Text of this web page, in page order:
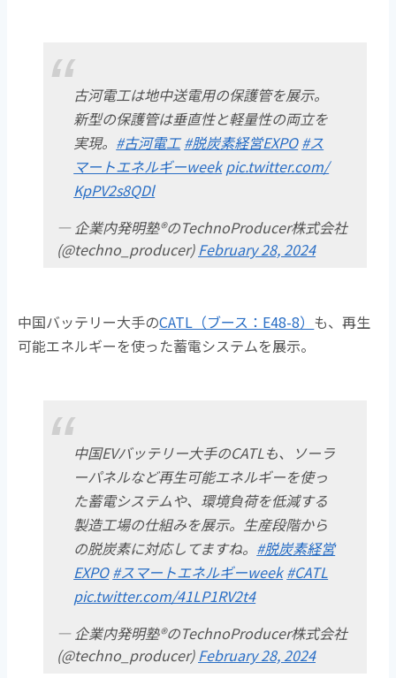
古河電工は地中送電用の保護管を展示。
新型の保護管は垂直性と軽量性の両立を
実現。 #古河電工 #脱炭素経営EXPO #ス
マートエネルギーweek pic.twitter.com/
KpPV2s8QDl
— 企業内発明塾®のTechnoProducer株式会社
(@techno_producer)February 28, 2024
中国バッテリー大手のCATL（ブース：E48-8） も、再生
可能エネルギーを使った蓄電システムを展示。
中国EVバッテリー大手のCATLも、ソーラ
ーパネルなど再生可能エネルギーを使っ
た蓄電システムや、環境負荷を低減する
製造工場の仕組みを展示。生産段階から
の脱炭素に対応してますね。 #脱炭素経営
EXPO #スマートエネルギーweek #CATL
pic.twitter.com/41LP1RV2t4
— 企業内発明塾®のTechnoProducer株式会社
(@techno_producer)February 28, 2024